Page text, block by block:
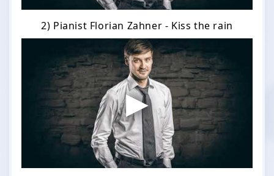
2) Pianist Florian Zahner - Kiss the rain